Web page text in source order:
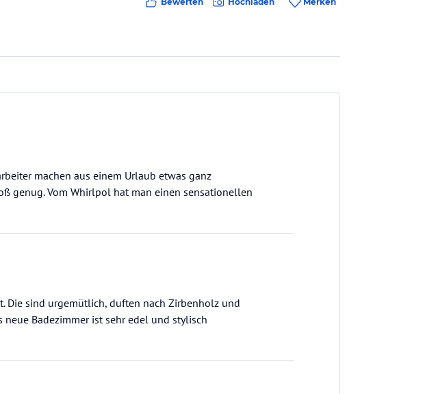
machen aus einem Urlaub etwas ganz
genug. Vom Whirlpol hat man einen sensationellen
Die sind urgemütlich, duften nach Zirbenholz und
Badezimmer ist sehr edel und stylisch